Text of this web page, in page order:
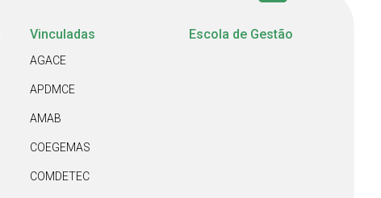
Vinculadas
AGACE
APDMCE
AMAB
COEGEMAS
COMDETEC
Escola de Gestão